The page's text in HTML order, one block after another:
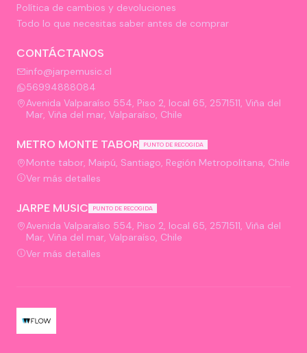
Política de cambios y devoluciones
Todo lo que necesitas saber antes de comprar
CONTÁCTANOS
info@jarpemusic.cl
56994888084
Avenida Valparaíso 554, Piso 2, local 65, 2571511, Viña del
Mar, Viña del mar, Valparaíso, Chile
METRO MONTE TABOR PUNTO DE RECOGIDA
Monte tabor, Maipú, Santiago, Región Metropolitana, Chile
Ver más detalles
JARPE MUSIC PUNTO DE RECOGIDA
Avenida Valparaíso 554, Piso 2, local 65, 2571511, Viña del
Mar, Viña del mar, Valparaíso, Chile
Ver más detalles